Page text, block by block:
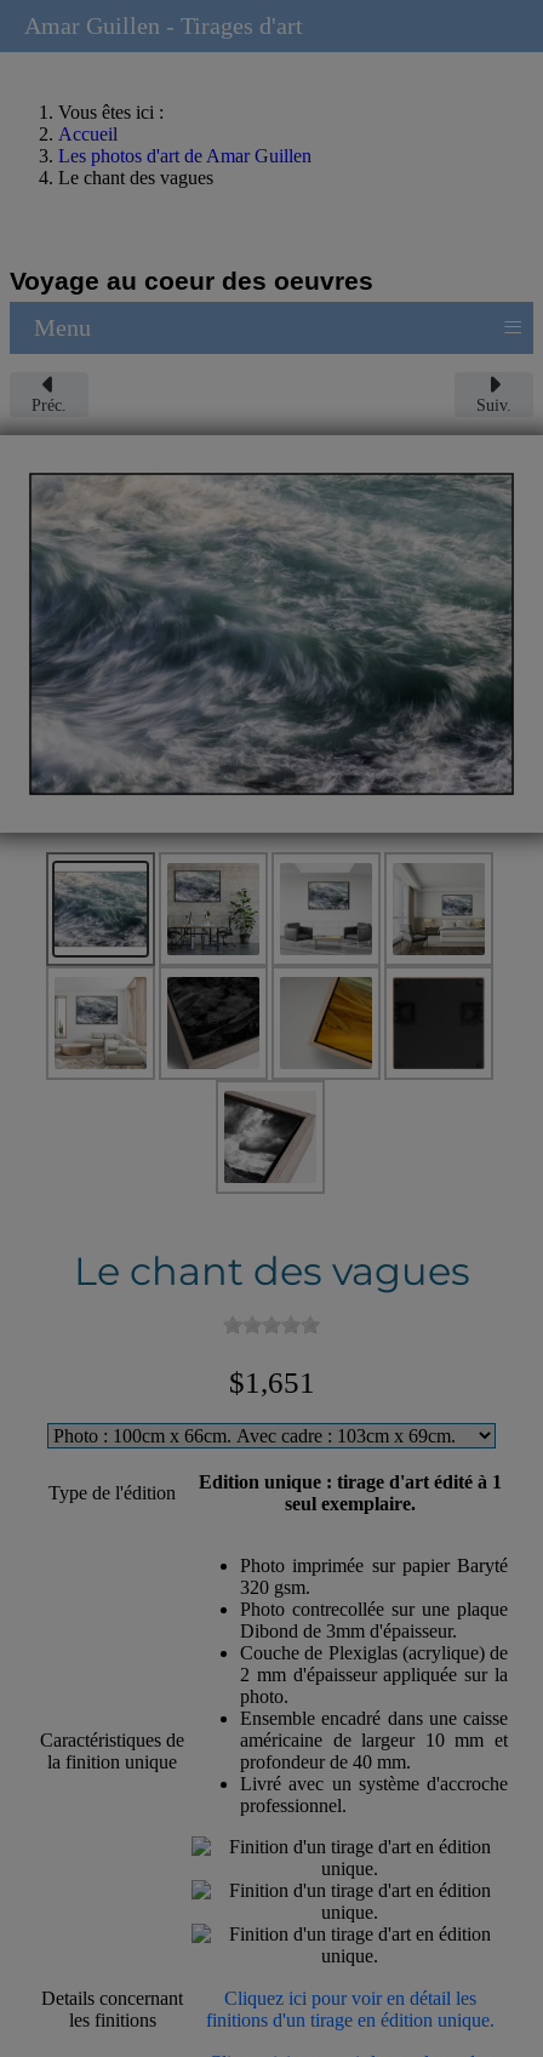
Vous êtes ici :
Accueil
Les photos d'art de Amar Guillen
Le chant des vagues
Voyage au coeur des oeuvres
Menu ≡
Préc. Suiv.
Le chant des vagues
$1,651
Type de l'édition
Edition unique : tirage d'art édité à 1
seul exemplaire.
Caractéristiques de
la finition unique
Photo imprimée sur papier Baryté
320 gsm.
Photo contrecollée sur une plaque
Dibond de 3mm d'épaisseur.
Couche de Plexiglas (acrylique) de
2 mm d'épaisseur appliquée sur la
photo.
Ensemble encadré dans une caisse
américaine de largeur 10 mm et
profondeur de 40 mm.
Livré avec un système d'accroche
professionnel.
Details concernant
les finitions
Cliquez ici pour voir en détail les
finitions d'un tirage en édition unique.
Amar Guillen - Tirages d'art